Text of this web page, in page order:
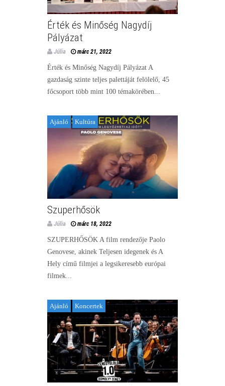
Érték és Minőség Nagydíj
Pályázat
Júlia márc 21, 2022
Érték és Minőség Nagydíj Pályázat A
gazdaság szinte teljes palettáját felölelő, 45
főcsoport több mint 100 témakörében...
Ajánló Kultúra
Szuperhősök
Júlia márc 18, 2022
SZUPERHŐSÖK A film rendezője Paolo
Genovese, akinek Teljesen idegenek és A
Hely című filmjei a legsikeresebb európai
filmek...
Ajánló Koncertek